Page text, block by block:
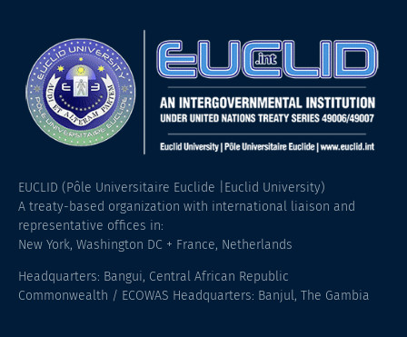
EUCLID (Pôle Universitaire Euclide |Euclid University)
A treaty-based organization with international liaison and
representative offices in:
New York, Washington DC + France, Netherlands
Headquarters: Bangui, Central African Republic
Commonwealth / ECOWAS Headquarters: Banjul, The Gambia